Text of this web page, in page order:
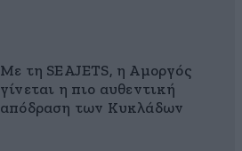
Με τη SEAJETS, η Αμοργός
γίνεται η πιο αυθεντική
απόδραση των Κυκλάδων